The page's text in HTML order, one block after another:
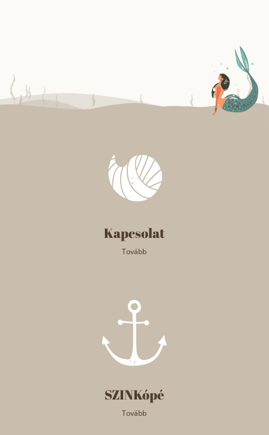
Kapcsolat
Tovább
SZINKópé
Tovább